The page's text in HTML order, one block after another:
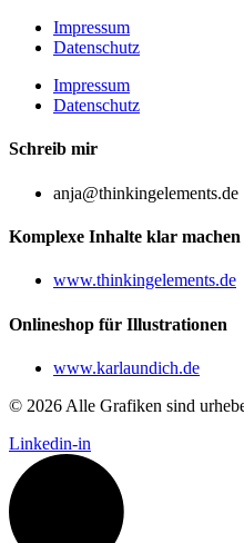
Impressum
Datenschutz
Impressum
Datenschutz
Schreib mir
anja@thinkingelements.de
Komplexe Inhalte klar machen
www.thinkingelements.de
Onlineshop für Illustrationen
www.karlaundich.de
© 2026 Alle Grafiken sind
Linkedin-in